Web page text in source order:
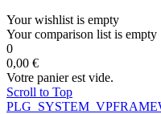
Your wishlist is empty
Your comparison list is empty
0
0,00 €
Votre panier est vide.
Scroll to Top